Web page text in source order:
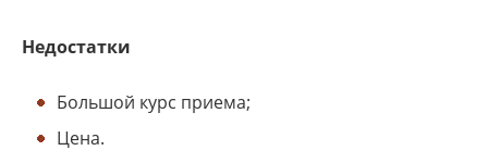
Недостатки
Большой курс приема;
Цена.